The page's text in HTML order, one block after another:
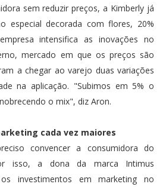
sem reduzir preços, a Kimberly já
especial decorada com flores, 20%
intensifica as inovações no
mercado em que os preços são
a chegar ao varejo duas variações
na aplicação. "Subimos em 5% o
o mix", diz Aron.
cada vez maiores
convencer a consumidora do
isso, a dona da marca Intimus
investimentos em marketing no